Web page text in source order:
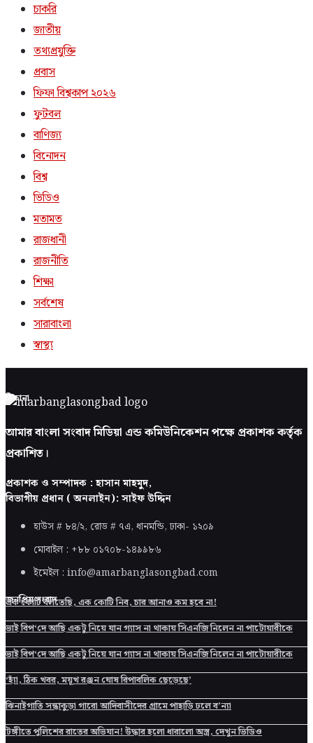
চাকরি
জাতীয়
তথ্যপ্রযুক্তি
প্রবাস
ফিফা বিশ্বকাপ ২০২৬
ফুটবল
বাণিজ্য
বিনোদন
বিশ্ব
ভিডিও
মতামত
রাজধানী
রাজনীতি
শিক্ষা
সর্বশেষ
সারাবাংলা
স্বাস্থ্য
ঠিকানা
আমার বাংলা সংবাদ মিডিয়া এন্ড কমিউনিকেশন পক্ষে প্রকাশক কর্তৃক
প্রকাশিত।
প্রকাশক ও সম্পাদক : হাসান মাহমুদ,
বিভাগীয় প্রধান ( অনলাইন): সাইফ উদ্দিন
হাউস # ৮৪/২, রোড # ৭এ, ধানমন্ডি, ঢাকা- ১২০৯
মোবাইল : +৮৮ ০১৭০৮-১৪৯৯৮৬
ইমেইল : info@amarbanglasongbad.com
জনপ্রিয় সংবাদ
এক কোটি বলতেছি, এক কোটি নিব, চার আনাও কম হবে না!
ভাই বিপ‘দে আছি একটু নিয়ে যান গ্যাস না থাকায় সিএনজি নিলেন না পাটোয়ারীকে
ভাই বিপ‘দে আছি একটু নিয়ে যান গ্যাস না থাকায় সিএনজি নিলেন না পাটোয়ারীকে
‘হ্যাঁ, ঠিক খবর, ময়ূখ রঞ্জন ঘোষ রিপাবলিক ছেড়েছে’
ঝিনাইগাতি সন্ধাকুড়া গারো আদিবাসীদের গ্রামে পাহাড়ি ঢলে ব’ন্যা
টঙ্গীতে পুলিশের রাতের অভিযান! উদ্ধার হলো ধারালো অস্ত্র, দেখুন ভিডিও